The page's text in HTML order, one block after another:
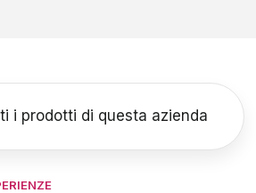
i prodotti di questa azienda